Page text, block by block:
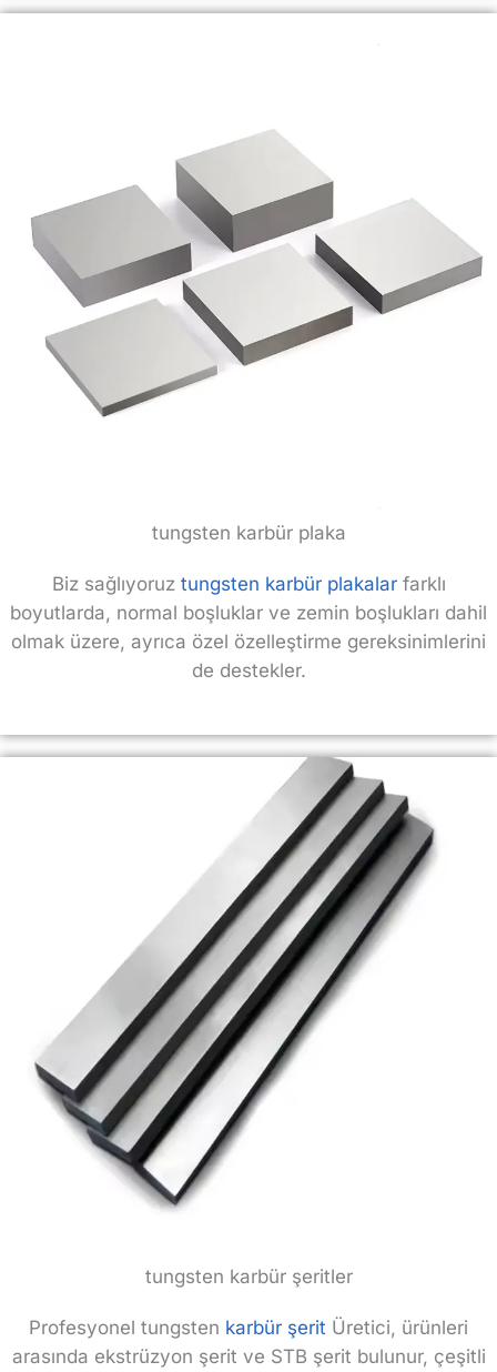
tungsten karbür plaka
Biz sağlıyoruz tungsten karbür plakalarfarklı
boyutlarda, normal boşluklar ve zemin boşlukları dahil
olmak üzere, ayrıca özel özelleştirme gereksinimlerini
de destekler.
tungsten karbür şeritler
Profesyonel tungsten karbür şerit Üretici, ürünleri
arasında ekstrüzyon şerit ve STB şerit bulunur, çeşitli